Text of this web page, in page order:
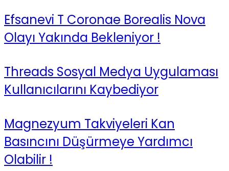
Efsanevi T Coronae Borealis Nova
Olayı Yakında Bekleniyor !
Threads Sosyal Medya Uygulaması
Kullanıcılarını Kaybediyor
Magnezyum Takviyeleri Kan
Basıncını Düşürmeye Yardımcı
Olabilir !